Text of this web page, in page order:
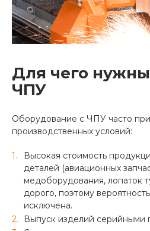
Для чего
ЧПУ
Оборудование с ЧПУ часто
производственных условий:
Высокая стоимость
деталей (авиационных
медоборудования, лопаток
дорого, поэтому
исключена.
Выпуск изделий серийными